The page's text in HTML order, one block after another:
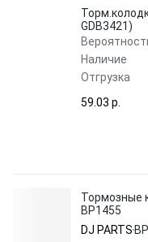
GDB3421)
Наличие
Отгрузка
59.03 p.
Тормозные
BP1455
DJ PARTS